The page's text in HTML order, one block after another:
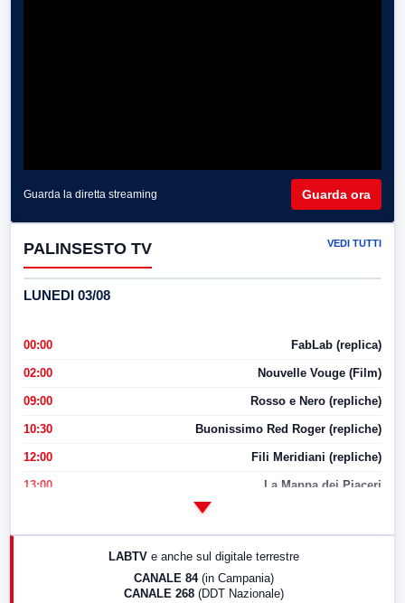
Guarda la diretta streaming Guarda ora
PALINSESTO TV VEDI TUTTI
LUNEDI 03/08
00:00 FabLab (replica)
02:00 Nouvelle Vouge (Film)
09:00 Rosso e Nero (repliche)
10:30 Buonissimo Red Roger (repliche)
12:00 Fili Meridiani (repliche)
13:00 La Mappa dei Piaceri
LABTV e anche sul digitale terrestre
CANALE 84 (in Campania)
CANALE 268 (DDT Nazionale)